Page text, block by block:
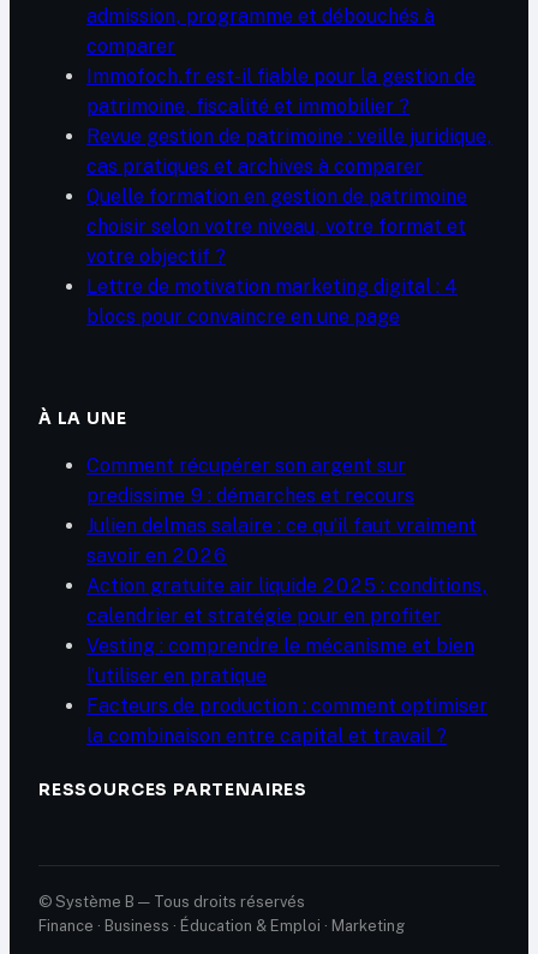
admission, programme et débouchés à
comparer
Immofoch.fr est-il fiable pour la gestion de
patrimoine, fiscalité et immobilier ?
Revue gestion de patrimoine : veille juridique,
cas pratiques et archives à comparer
Quelle formation en gestion de patrimoine
choisir selon votre niveau, votre format et
votre objectif ?
Lettre de motivation marketing digital : 4
blocs pour convaincre en une page
À LA UNE
Comment récupérer son argent sur
predissime 9 : démarches et recours
Julien delmas salaire : ce qu’il faut vraiment
savoir en 2026
Action gratuite air liquide 2025 : conditions,
calendrier et stratégie pour en profiter
Vesting : comprendre le mécanisme et bien
l’utiliser en pratique
Facteurs de production : comment optimiser
la combinaison entre capital et travail ?
RESSOURCES PARTENAIRES
© Système B — Tous droits réservés
Finance · Business · Éducation & Emploi · Marketing